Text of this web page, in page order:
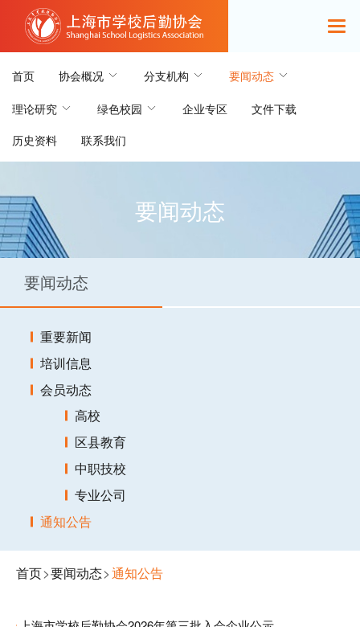
首页 协会概况 分支机构 要闻动态
理论研究 绿色校园 企业专区
文件下载
历史资料
联系我们
要闻动态
要闻动态
重要新闻
培训信息
会员动态
高校
区县教育
中职技校
专业公司
通知公告
首页>要闻动态>通知公告